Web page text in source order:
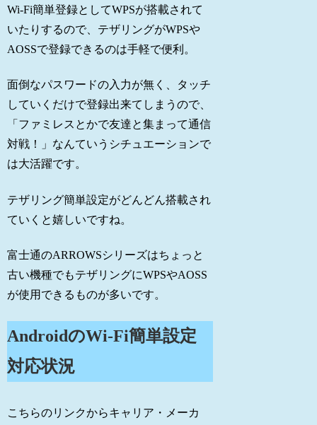
Wi-Fi簡単登録としてWPSが搭載されて
いたりするので、テザリングがWPSや
AOSSで登録できるのは手軽で便利。
面倒なパスワードの入力が無く、タッチ
していくだけで登録出来てしまうので、
「ファミレスとかで友達と集まって通信
対戦！」なんていうシチュエーションで
は大活躍です。
テザリング簡単設定がどんどん搭載され
ていくと嬉しいですね。
富士通のARROWSシリーズはちょっと
古い機種でもテザリングにWPSやAOSS
が使用できるものが多いです。
AndroidのWi-Fi簡単設定
対応状況
こちらのリンクからキャリア・メーカ